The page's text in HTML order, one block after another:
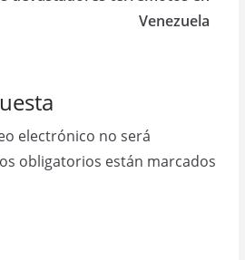
Venezuela
electrónico no será
obligatorios están marcados